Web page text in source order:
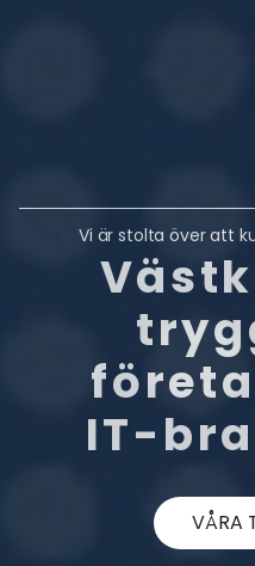
Vi är stolta över att
IT-
VÅRA